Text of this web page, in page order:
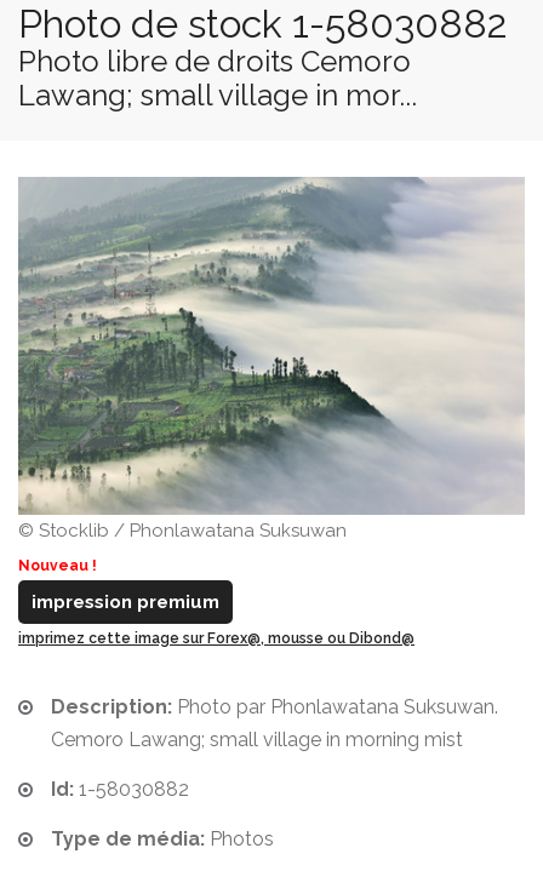
Photo de stock 1-58030882
Photo libre de droits Cemoro
Lawang; small village in mor...
© Stocklib / Phonlawatana Suksuwan
Nouveau !
impression premium
imprimez cette image sur Forex@, mousse ou Dibond@
Description: Photo par Phonlawatana Suksuwan.
Cemoro Lawang; small village in morning mist
Id: 1-58030882
Type de média: Photos